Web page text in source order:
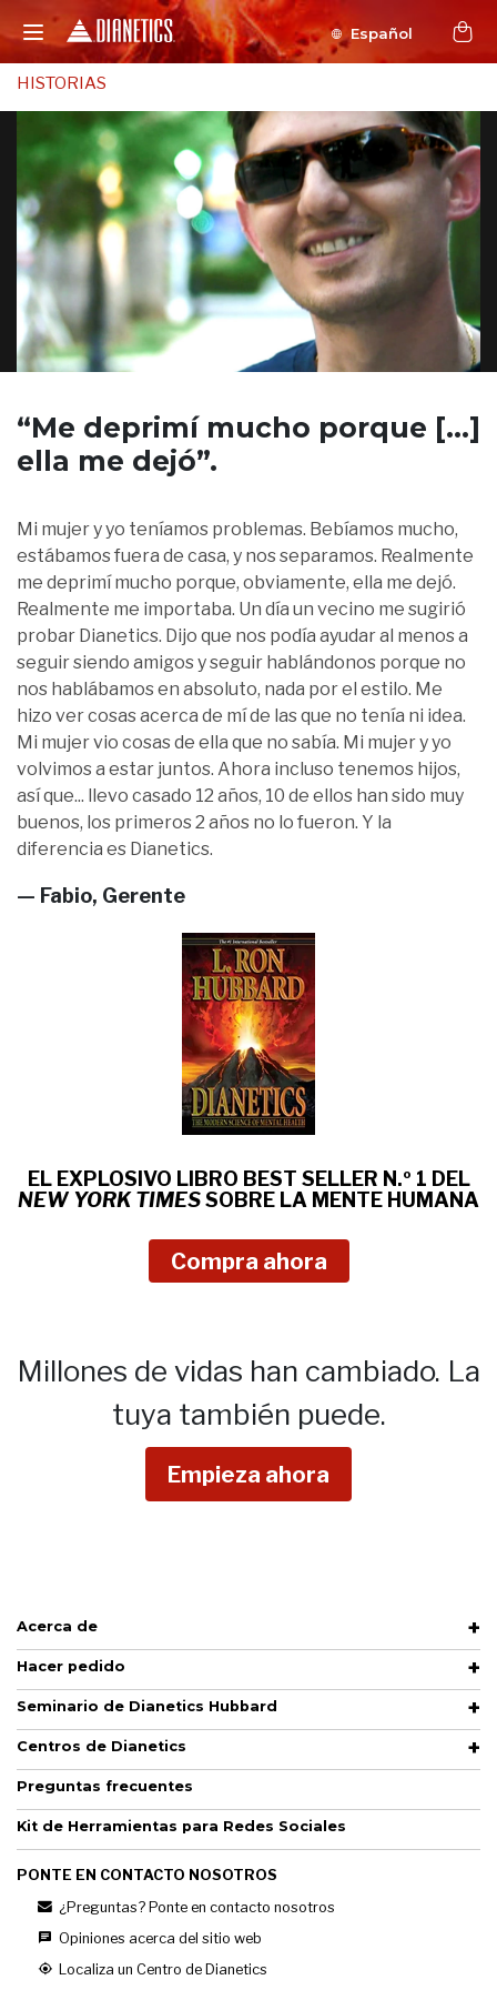
Español
HISTORIAS
“Me deprimí mucho porque [...]
ella me dejó”.
Mi mujer y yo teníamos problemas. Bebíamos mucho,
estábamos fuera de casa, y nos separamos. Realmente
me deprimí mucho porque, obviamente, ella me dejó.
Realmente me importaba. Un día un vecino me sugirió
probar Dianetics. Dijo que nos podía ayudar al menos a
seguir siendo amigos y seguir hablándonos porque no
nos hablábamos en absoluto, nada por el estilo. Me
hizo ver cosas acerca de mí de las que no tenía ni idea.
Mi mujer vio cosas de ella que no sabía. Mi mujer y yo
volvimos a estar juntos. Ahora incluso tenemos hijos,
así que... llevo casado 12 años, 10 de ellos han sido muy
buenos, los primeros 2 años no lo fueron. Y la
diferencia es Dianetics.
— Fabio, Gerente
EL EXPLOSIVO LIBRO BEST SELLER N.º 1 DEL
NEW YORK TIMESSOBRE LA MENTE HUMANA
Compra ahora
Millones de vidas han cambiado. La
tuya también puede.
Empieza ahora
Acerca de
Hacer pedido
Seminario de Dianetics Hubbard
Centros de Dianetics
Preguntas frecuentes
Kit de Herramientas para Redes Sociales
PONTE EN CONTACTO NOSOTROS
¿Preguntas? Ponte en contacto nosotros
Opiniones acerca del sitio web
Localiza un Centro de Dianetics